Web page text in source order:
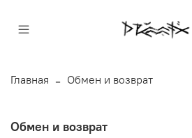
Главная Обмен и возврат
Обмен и возврат